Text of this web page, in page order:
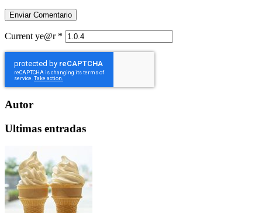
Current ye@r *
Autor
Ultimas entradas